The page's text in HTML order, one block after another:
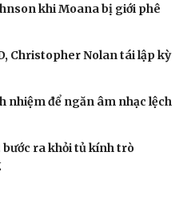
khi Moana bị giới phê
Christopher Nolan tái lập kỳ
nhiệm để ngăn âm nhạc lệch
bước ra khỏi tủ kính trò